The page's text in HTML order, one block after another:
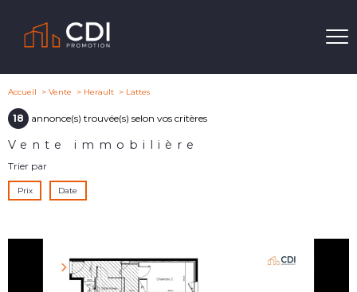
Accueil Vente Herault Lattes
18 annonce(s) trouvée(s) selon vos critères
Vente immobilière
Trier par
Prix Date